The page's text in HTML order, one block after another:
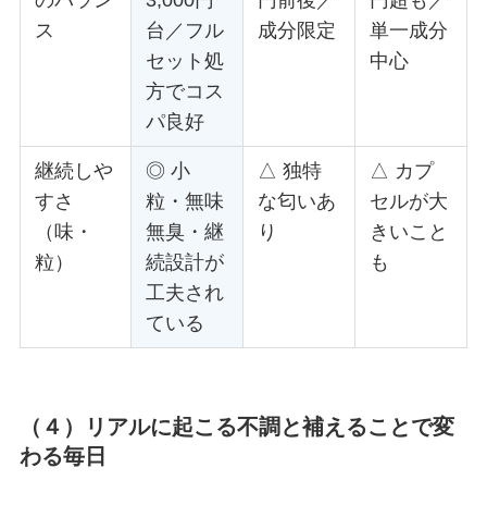
ス
台／フル
セット処
方でコス
パ良好
成分限定
単一成分
中心
継続しや
すさ
（味・
粒）
◎ 小
粒・無味
無臭・継
続設計が
工夫され
ている
△ 独特
な匂いあ
り
△ カプ
セルが大
きいこと
も
（４）リアルに起こる不調と補えることで変
わる毎日